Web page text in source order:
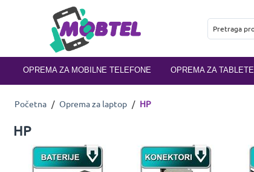
OPREMA ZA MOBILNE TELEFONE OPREMA ZA TABLETE
Početna / Oprema za laptop / HP
HP